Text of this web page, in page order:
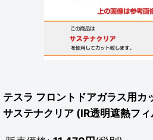
テスラ フロントドアガラス用カ
サステナクリア (IR透明遮熱フ